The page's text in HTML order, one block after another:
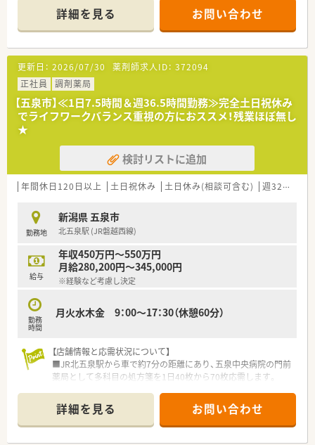
■店舗展開も転居なしの範囲のため、地元で働きたい方向けで
す。
詳細を見る お問い合わせ
更新日： 2026/07/30 薬剤師求人ID： 372094
正社員
調剤薬局
【五泉市】≪1日7.5時間＆週36.5時間勤務≫完全土日祝休み
でライフワークバランス重視の方におススメ！残業ほぼ無し
★
検討リストに追加
年間休日120日以上 土日祝休み 土日休み(相談可含む) 週32h以上
勤務地
新潟県 五泉市
北五泉駅 (JR磐越西線)
給与
年収450万円～550万円
月給280,200円～345,000円
※経験など考慮し決定
勤務
時間
月火水木金 9：00～17：30（休憩60分）
【店舗情報と応需状況について】
■JR北五泉駅から車で約7分の距離にあり、五泉中央病院の門前
薬局として多科目の処方箋を1日40枚から70枚応需します。
事務員3名の体制で、寄り添った丁寧な調剤を実践しています。
■医薬品の備蓄品目数は約1,300品目と豊富であり、地域の中核
病院と連携した高度な薬学的管理を行える環境が整っていま
す。
詳細を見る お問い合わせ